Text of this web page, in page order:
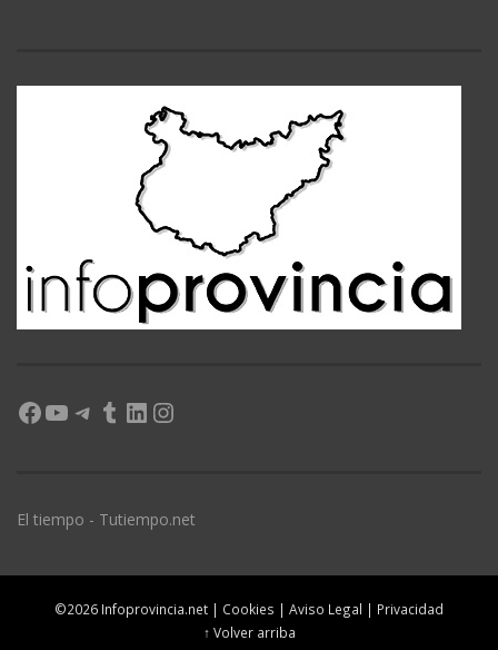
Facebook
YouTube
Telegram
Tumblr
LinkedIn
Instagram
El tiempo - Tutiempo.net
©2026 Infoprovincia.net | Cookies | Aviso Legal | Privacidad
↑ Volver arriba